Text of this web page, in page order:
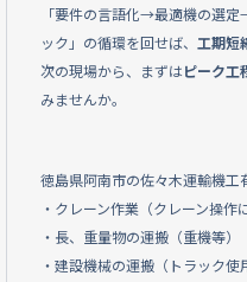
「要件の言語化→最適機の選
ック」の循環を回せば、 工期短
次の現場から、まずはピーク工
みませんか。
徳島県阿南市の佐々木運輸機工
・クレーン作業（クレーン操作
・長、重量物の運搬（重機等）
・建設機械の運搬（トラック使